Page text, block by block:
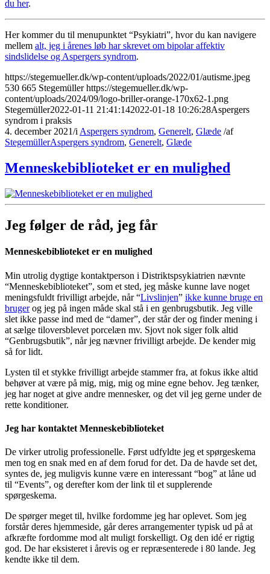
du her.
Her kommer du til menupunktet “Psykiatri”, hvor du kan navigere
mellem alt, jeg i årenes løb har skrevet om bipolar affektiv
sindslidelse og Aspergers syndrom.
https://stegemueller.dk/wp-content/uploads/2022/01/autisme.jpeg
530 665 Stegemüller https://stegemueller.dk/wp-
content/uploads/2024/09/logo-briller-orange-170x62-1.png
Stegemüller2022-01-11 21:41:142022-01-18 10:26:28Aspergers
syndrom i praksis
4. december 2021/i Aspergers syndrom, Generelt, Glæde /af
StegemüllerAspergers syndrom, Generelt, Glæde
Menneskebiblioteket er en mulighed
Jeg følger de råd, jeg får
Menneskebiblioteket er en mulighed
Min utrolig dygtige kontaktperson i Distriktspsykiatrien nævnte
“Menneskebiblioteket”, som et sted, jeg måske kunne lave noget
meningsfuldt frivilligt arbejde, når “Livslinjen” ikke kunne bruge en
brugerog jeg på ingen måde skal stå i en genbrugsbutik. Jeg ville
slet ikke passe ind med de “damer”, der står der og finder mening i
at sælge tiloversblevet porcelæn mv. Sjovt nok siger folk altid
“Genbrugsbutik”, når jeg nævner frivilligt arbejde. De kender mig
så for lidt.
Lysten til et stykke frivilligt arbejde stammer fra, at fokus ikke altid
behøver at være på mig, mig, mig og mine egne behov. Jeg tænker,
jeg har noget at give andre mennesker, og det vil jeg gerne under de
rette konditioner.
Jeg har kontaktet Menneskebiblioteket
De virker utrolig professionelle. Først udfyldte jeg et spørgeskema
men tog en snak med en af dem forud for det. Da de havde set det,
syntes de, jeg muligvis kunne være en interessant “bog” at låne ud
til “Events”, og derefter kom der link til et supplerende
spørgeskema.
De spørger meget til, hvilke fordomme jeg har oplevet. Som jeg
forstår deres hjemmeside, går deres arrangementer typisk ud på at
afkræfte fordomme mod alt muligt forskelligt. Og den idé er rigtig
god. De har eksisteret i årevis og er repræsenterede i 80 lande. Jeg
kendte ikke til dem.